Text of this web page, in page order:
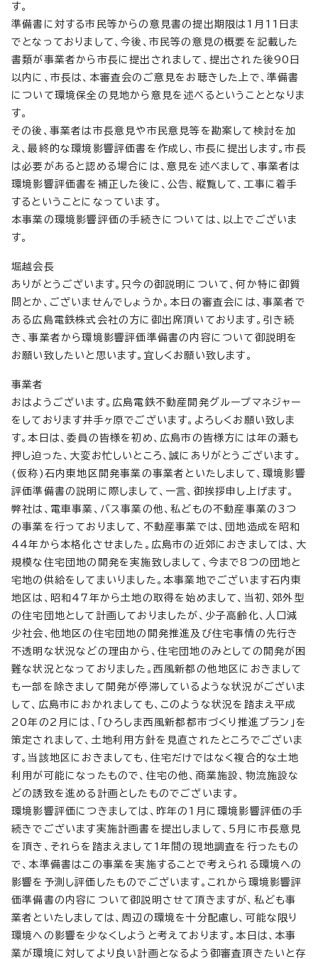
す。
準備書に対する市民等からの意見書の提出期限は1月11日ま
でとなっておりまして、今後、市民等の意見の概要を記載した
書類が事業者から市長に提出されまして、提出された後90日
以内に、市長は、本審査会のご意見をお聴きした上で、準備書
について環境保全の見地から意見を述べるということとなりま
す。
その後、事業者は市長意見や市民意見等を勘案して検討を加
え、最終的な環境影響評価書を作成し、市長に提出します。市長
は必要があると認める場合には、意見を述べまして、事業者は
環境影響評価書を補正した後に、公告、縦覧して、工事に着手
するということになっています。
本事業の環境影響評価の手続きについては、以上でございま
す。
堀越会長
ありがとうございます。只今の御説明について、何か特に御質
問とか、ございませんでしょうか。本日の審査会には、事業者で
ある広島電鉄株式会社の方に御出席頂いております。引き続
き、事業者から環境影響評価準備書の内容について御説明を
お願い致したいと思います。宜しくお願い致します。
事業者
おはようございます。広島電鉄不動産開発グループマネジャー
をしております井手ヶ原でございます。よろしくお願い致しま
す。本日は、委員の皆様を初め、広島市の皆様方には年の瀬も
押し迫った、大変お忙しいところ、誠にありがとうございます。
(仮称)石内東地区開発事業の事業者といたしまして、環境影響
評価準備書の説明に際しまして、一言、御挨拶申し上げます。
弊社は、電車事業、バス事業の他、私どもの不動産事業の3つ
の事業を行っておりまして、不動産事業では、団地造成を昭和
44年から本格化させました。広島市の近郊におきましては、大
規模な住宅団地の開発を実施致しまして、今まで8つの団地と
宅地の供給をしてまいりました。本事業地でございます石内東
地区は、昭和47年から土地の取得を始めまして、当初、郊外型
の住宅団地として計画しておりましたが、少子高齢化、人口減
少社会、他地区の住宅団地の開発推進及び住宅事情の先行き
不透明な状況などの理由から、住宅団地のみとしての開発が困
難な状況となっておりました。西風新都の他地区におきまして
も一部を除きまして開発が停滞しているような状況がございま
して、広島市におかれましても、このような状況を踏まえ平成
20年の2月には、「ひろしま西風新都都市づくり推進プラン」を
策定されまして、土地利用方針を見直されたところでございま
す。当該地区におきましても、住宅だけではなく複合的な土地
利用が可能になったもので、住宅の他、商業施設、物流施設な
どの誘致を進める計画としたものでございます。
環境影響評価につきましては、昨年の1月に環境影響評価の手
続きでございます実施計画書を提出しまして、5月に市長意見
を頂き、それらを踏まえまして1年間の現地調査を行ったもの
で、本準備書はこの事業を実施することで考えられる環境への
影響を予測し評価したものでございます。これから環境影響評
価準備書の内容について御説明させて頂きますが、私ども事
業者といたしましては、周辺の環境を十分配慮し、可能な限り
環境への影響を少なくしようと考えております。本日は、本事
業が環境に対してより良い計画となるよう御審査頂きたいと存